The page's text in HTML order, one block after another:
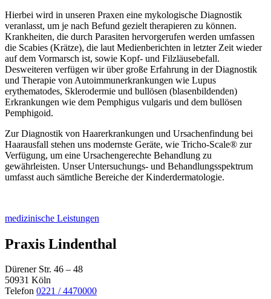
Hierbei wird in unseren Praxen eine mykologische Diagnostik
veranlasst, um je nach Befund gezielt therapieren zu können.
Krankheiten, die durch Parasiten hervorgerufen werden umfassen
die Scabies (Krätze), die laut Medienberichten in letzter Zeit wieder
auf dem Vormarsch ist, sowie Kopf- und Filzläusebefall.
Desweiteren verfügen wir über große Erfahrung in der Diagnostik
und Therapie von Autoimmunerkrankungen wie Lupus
erythematodes, Sklerodermie und bullösen (blasenbildenden)
Erkrankungen wie dem Pemphigus vulgaris und dem bullösen
Pemphigoid.
Zur Diagnostik von Haarerkrankungen und Ursachenfindung bei
Haarausfall stehen uns modernste Geräte, wie Tricho-Scale® zur
Verfügung, um eine Ursachengerechte Behandlung zu
gewährleisten. Unser Untersuchungs- und Behandlungsspektrum
umfasst auch sämtliche Bereiche der Kinderdermatologie.
medizinische Leistungen
Praxis Lindenthal
Dürener Str. 46 – 48
50931 Köln
Telefon 0221 / 4470000